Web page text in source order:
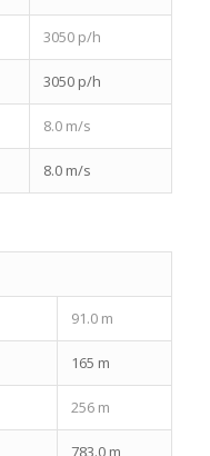
3050 p/h
3050 p/h
8.0 m/s
8.0 m/s
91.0 m
165 m
256 m
783.0 m